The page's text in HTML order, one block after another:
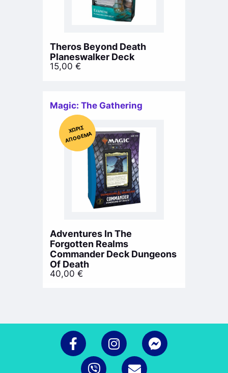
Theros Beyond Death
Planeswalker Deck
15,00 €
Magic: The Gathering
Χ
ΩΡΊΣ
Α
Π
Ό
ΘΕ
ΜΑ
Adventures In The
Forgotten Realms
Commander Deck Dungeons
Of Death
40,00 €